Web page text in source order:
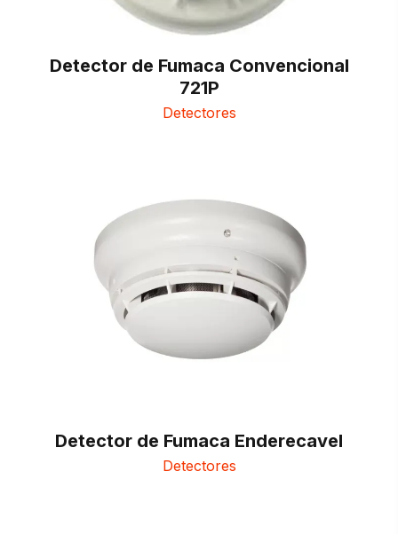
Detector de Fumaca Convencional
721P
Detectores
Detector de Fumaca Enderecavel
Detectores